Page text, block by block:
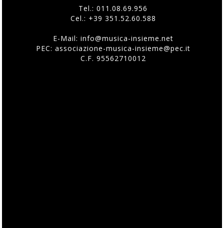
Tel.:011.08.69.956
Cel.: +39 351.52.60.588
E-Mail: info@musica-insieme.net
PEC: associazione-musica-insieme@pec.it
C.F. 95562710012